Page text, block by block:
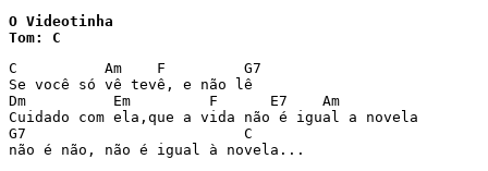
O Videotinha
Tom: C
C          Am    F         G7
Se você só vê tevê, e não lê
Dm          Em         F      E7    Am
Cuidado com ela,que a vida não é igual a novela
G7                         C
não é não, não é igual à novela...